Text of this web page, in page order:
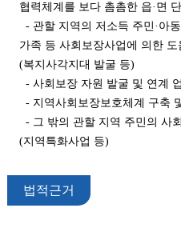
협력체계를 보다 촘촘한 읍·면
- 관할 지역의 저소득 주민·아
가족 등 사회보장사업에 의한
(복지사각지대 발굴 등)
- 사회보장 자원 발굴 및 연계
- 지역사회보장보호체계 구축
- 그 밖의 관할 지역 주민의 사
(지역특화사업 등)
법적근거